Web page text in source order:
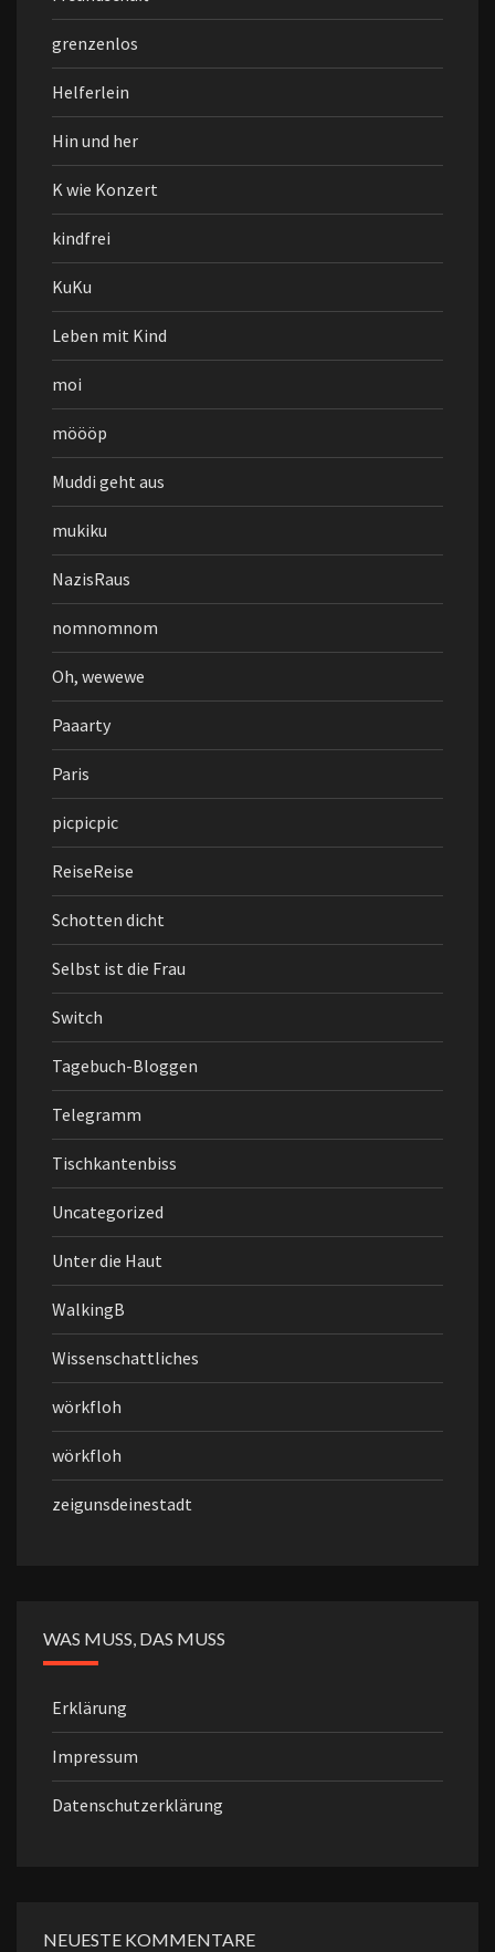
grenzenlos
Helferlein
Hin und her
K wie Konzert
kindfrei
KuKu
Leben mit Kind
moi
möööp
Muddi geht aus
mukiku
NazisRaus
nomnomnom
Oh, wewewe
Paaarty
Paris
picpicpic
ReiseReise
Schotten dicht
Selbst ist die Frau
Switch
Tagebuch-Bloggen
Telegramm
Tischkantenbiss
Uncategorized
Unter die Haut
WalkingB
Wissenschattliches
wörkfloh
wörkfloh
zeigunsdeinestadt
WAS MUSS, DAS MUSS
Erklärung
Impressum
Datenschutzerklärung
NEUESTE KOMMENTARE